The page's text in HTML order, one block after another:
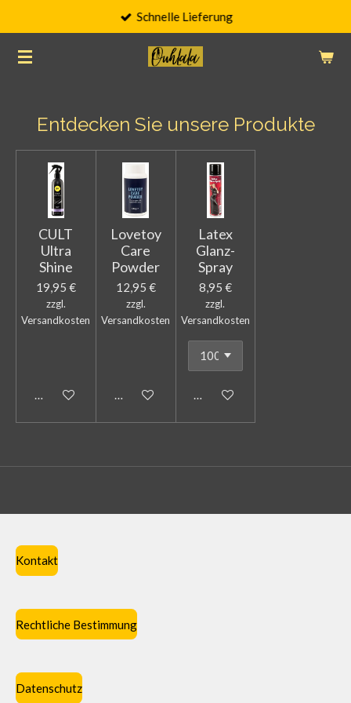
springen
Schnelle Lieferung
Entdecken Sie unsere Produkte
CULT
Ultra
Shine
19,95 €
zzgl.
Versandkosten
In den Warenkorb
Lovetoy
Care
Powder
12,95 €
zzgl.
Versandkosten
In den Warenkorb
Latex
Glanz-
Spray
8,95 €
zzgl.
Versandkosten
In den Warenkorb
Kontakt
Rechtliche Bestimmung
Datenschutz